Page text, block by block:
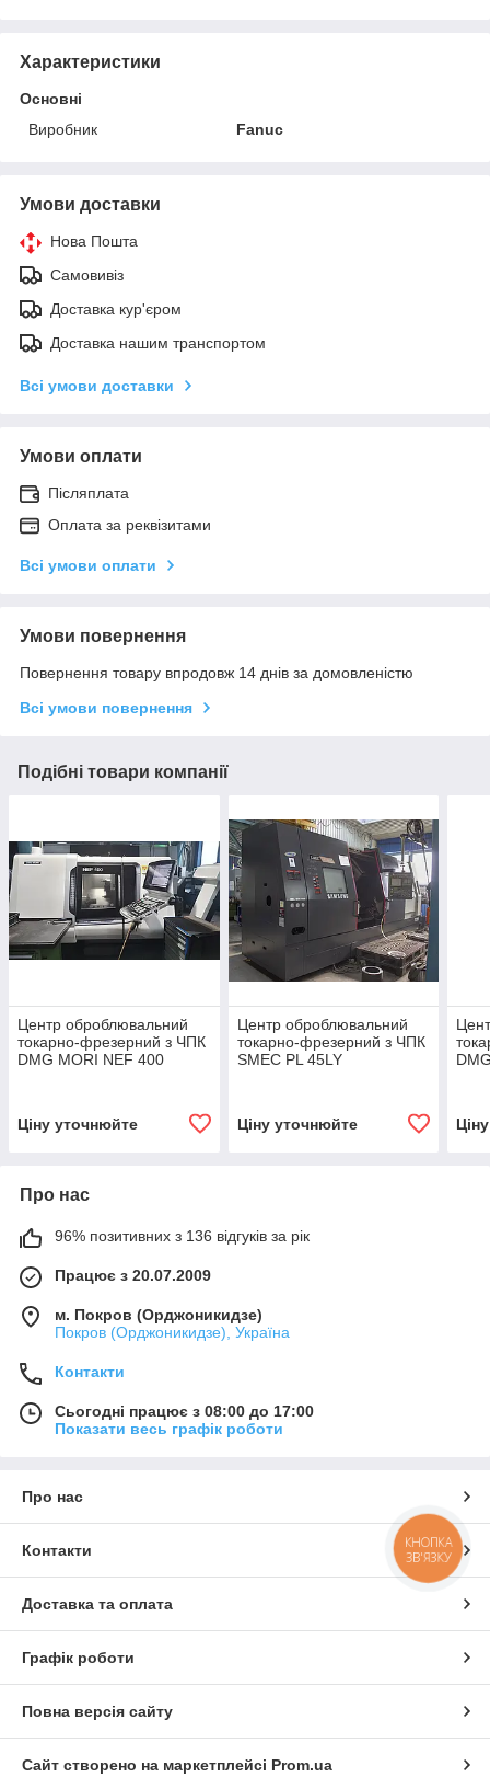
Характеристики
Основні
Виробник
Fanuc
Умови доставки
Нова Пошта
Самовивіз
Доставка кур'єром
Доставка нашим транспортом
Всі умови доставки
Умови оплати
Післяплата
Оплата за реквізитами
Всі умови оплати
Умови повернення
Повернення товару впродовж 14 днів за домовленістю
Всі умови повернення
Подібні товари компанії
Центр оброблювальний
токарно-фрезерний з ЧПК
DMG MORI NEF 400
Ціну уточнюйте
Центр оброблювальний
токарно-фрезерний з ЧПК
SMEC PL 45LY
Ціну уточнюйте
Про нас
96% позитивних з 136 відгуків за рік
Працює з 20.07.2009
м. Покров (Орджоникидзе)
Покров (Орджоникидзе), Україна
Контакти
Сьогодні працює з 08:00 до 17:00
Показати весь графік роботи
Про нас
Контакти
Доставка та оплата
Графік роботи
Повна версія сайту
Сайт створено на маркетплейсі Prom.ua
КНОПКА
ЗВ'ЯЗКУ